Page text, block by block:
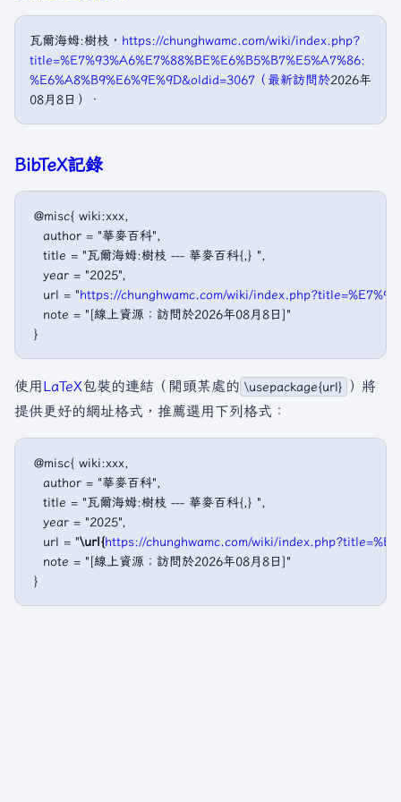
瓦爾海姆:樹枝， https://chunghwamc.com/wiki/index.php?
title=%E7%93%A6%E7%88%BE%E6%B5%B7%E5%A7%86:
%E6%A8%B9%E6%9E%9D&oldid=3067（最新訪問於2026年
08月8日）．
BibTeX記錄
@misc{ wiki:xxx,
   author = "華麥百科",
   title = "瓦爾海姆:樹枝 --- 華麥百科{,} ",
   year = "2025",
   url = "
https://chunghwamc.com/wiki/
   note = "[線上資源；訪問於2026年08月8日]"
使用LaTeX包裝的連結（開頭某處的 \usepackage{url} ）將
提供更好的網址格式，推薦選用下列格式：
@misc{ wiki:xxx,
   author = "華麥百科",
   title = "瓦爾海姆:樹枝 --- 華麥百科{,} ",
   year = "2025",
   url = "
\url{https://chunghwamc.com/wiki/
   note = "[線上資源；訪問於2026年08月8日]"